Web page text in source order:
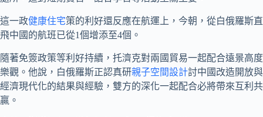
這一政健康住宅策的利好還反應在航運上，今朝，從白俄羅斯直
飛中國的航班已從1個增添至4個。
隨著免簽政策等利好持續，托濟克對兩國貿易一起配合遠景高度
樂觀。他說，白俄羅斯正認真研親子空間設計討中國改造開放與
經濟現代化的結果與經驗，雙方的深化一起配合必將帶來互利共
贏。